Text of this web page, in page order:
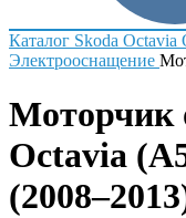
Каталог Skoda Octavia
Электрооснащение
Моторчик
Octavia